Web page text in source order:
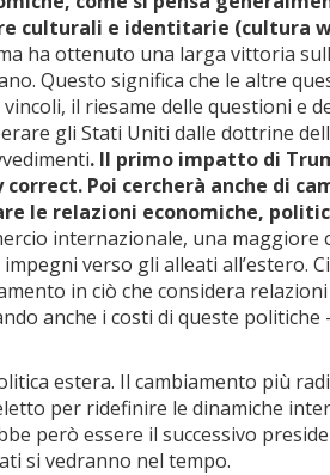
culturali e identitarie (cultura
ha ottenuto una larga vittoria
Questo significa che le altre
il riesame delle questioni e
gli Stati Uniti dalle dottrine
. Il primo impatto di
Poi cercherà anche di
le relazioni economiche,
internazionale, una maggiore
verso gli alleati all’estero.
in ciò che considera
anche i costi di queste politiche
estera. Il cambiamento più
per ridefinire le dinamiche
però essere il successivo
si vedranno nel tempo.